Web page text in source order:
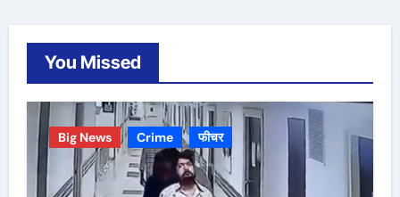
You Missed
Big News Crime फीचर